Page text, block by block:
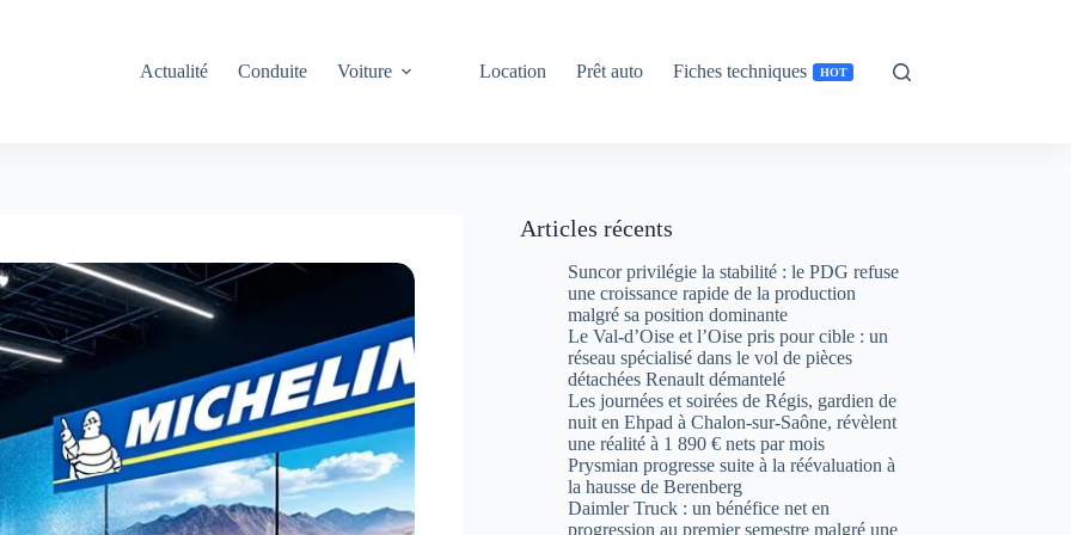
Actualité Conduite Voiture Location Prêt auto Fiches techniques HOT
Articles récents
Suncor privilégie la stabilité : le PDG refuse
une croissance rapide de la production
malgré sa position dominante
Le Val-d’Oise et l’Oise pris pour cible : un
réseau spécialisé dans le vol de pièces
détachées Renault démantelé
Les journées et soirées de Régis, gardien de
nuit en Ehpad à Chalon-sur-Saône, révèlent
une réalité à 1 890 € nets par mois
Prysmian progresse suite à la réévaluation à
la hausse de Berenberg
Daimler Truck : un bénéfice net en
progression au premier semestre malgré une